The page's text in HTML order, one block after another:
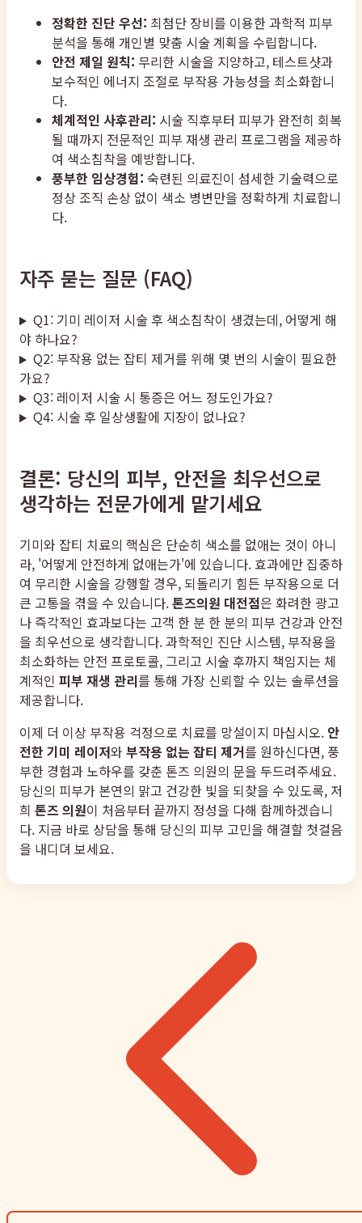
정확한 진단 우선: 최첨단 장비를 이용한 과학적 피부
분석을 통해 개인별 맞춤 시술 계획을 수립합니다.
안전 제일 원칙: 무리한 시술을 지양하고, 테스트샷과
보수적인 에너지 조절로 부작용 가능성을 최소화합니
다.
체계적인 사후관리: 시술 직후부터 피부가 완전히 회복
될 때까지 전문적인 피부 재생 관리 프로그램을 제공하
여 색소침착을 예방합니다.
풍부한 임상경험: 숙련된 의료진이 섬세한 기술력으로
정상 조직 손상 없이 색소 병변만을 정확하게 치료합니
다.
자주 묻는 질문 (FAQ)
Q1: 기미 레이저 시술 후 색소침착이 생겼는데, 어떻게 해
야 하나요?
Q2: 부작용 없는 잡티 제거를 위해 몇 번의 시술이 필요한
가요?
Q3: 레이저 시술 시 통증은 어느 정도인가요?
Q4: 시술 후 일상생활에 지장이 없나요?
결론: 당신의 피부, 안전을 최우선으로
생각하는 전문가에게 맡기세요
기미와 잡티 치료의 핵심은 단순히 색소를 없애는 것이 아니
라, '어떻게 안전하게 없애는가'에 있습니다. 효과에만 집중하
여 무리한 시술을 강행할 경우, 되돌리기 힘든 부작용으로 더
큰 고통을 겪을 수 있습니다.톤즈의원 대전점은 화려한 광고
나 즉각적인 효과보다는 고객 한 분 한 분의 피부 건강과 안전
을 최우선으로 생각합니다. 과학적인 진단 시스템, 부작용을
최소화하는 안전 프로토콜, 그리고 시술 후까지 책임지는 체
계적인 피부 재생 관리를 통해 가장 신뢰할 수 있는 솔루션을
제공합니다.
이제 더 이상 부작용 걱정으로 치료를 망설이지 마십시오. 안
전한 기미 레이저와 부작용 없는 잡티 제거를 원하신다면, 풍
부한 경험과 노하우를 갖춘 톤즈 의원의 문을 두드려주세요.
당신의 피부가 본연의 맑고 건강한 빛을 되찾을 수 있도록, 저
희 톤즈 의원이 처음부터 끝까지 정성을 다해 함께하겠습니
다. 지금 바로 상담을 통해 당신의 피부 고민을 해결할 첫걸음
을 내디뎌 보세요.